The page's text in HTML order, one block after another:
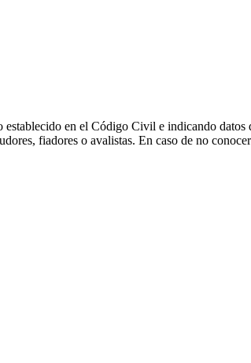
en el Código Civil e indicando datos
fiadores o avalistas. En caso de no